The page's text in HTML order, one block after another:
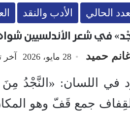
الحالي الأدب والنقد
في شعر الأندلسيين
حميد 28 مايو، 2026 آخر
جمع قَفّ وهو